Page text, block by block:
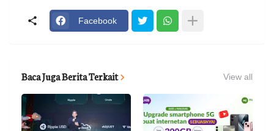
Facebook
Baca Juga Berita Terkait View all